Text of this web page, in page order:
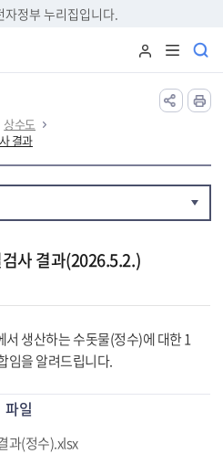
바로가기
자정부 누리집입니다.
상수도
결과
사 결과(2026.5.2.)
생산하는 수돗물(정수)에 대한 1
임을 알려드립니다.
파일
과(정수).xlsx